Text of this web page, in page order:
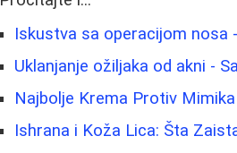
Iskustva sa operacijom nosa
Uklanjanje ožiljaka od akni -
Najbolje Krema Protiv
Ishrana i Koža Lica: Šta